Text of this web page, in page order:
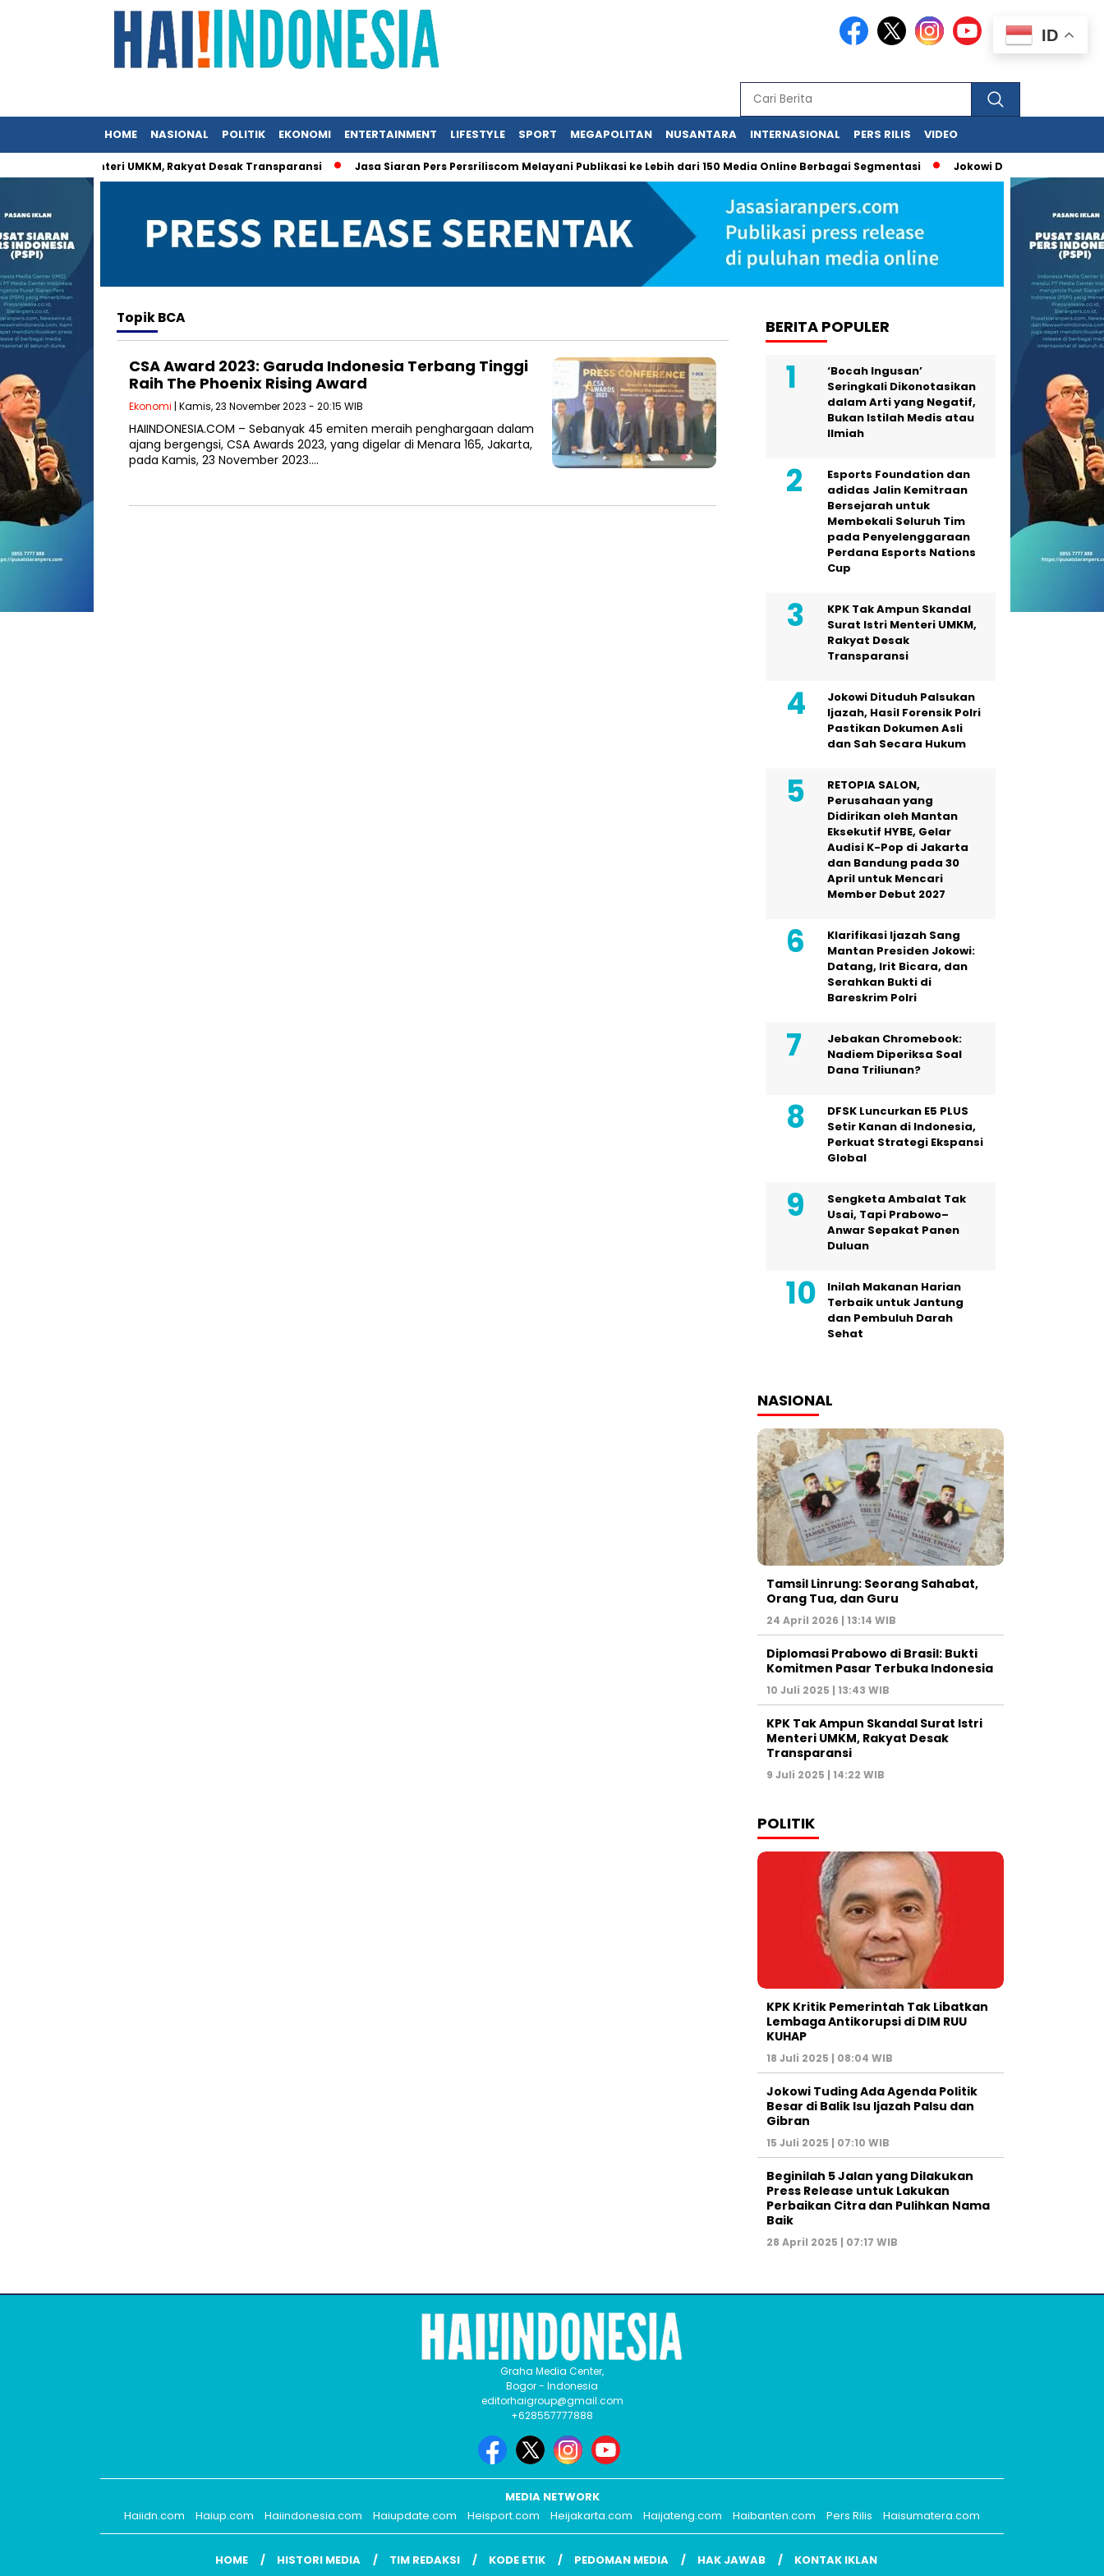
HOME NASIONAL POLITIK EKONOMI ENTERTAINMENT LIFESTYLE SPORT MEGAPOLITAN NUSANTARA INTERNASIONAL PERS RILIS VIDEO
Istri Menteri UMKM, Rakyat Desak Transparansi Jasa Siaran Pers Persriliscom Melayani Publikasi ke Lebih dari 150 Media Online Berbagai Segmentasi Jokowi Dituduh Palsukan
TopikBCA
CSA Award 2023: Garuda Indonesia Terbang Tinggi
Raih The Phoenix Rising Award
Ekonomi | Kamis, 23 November 2023 - 20:15 WIB
HAIINDONESIA.COM – Sebanyak 45 emiten meraih penghargaan dalam
ajang bergengsi, CSA Awards 2023, yang digelar di Menara 165, Jakarta,
pada Kamis, 23 November 2023….
BERITA POPULER
‘Bocah Ingusan’
Seringkali Dikonotasikan
dalam Arti yang Negatif,
Bukan Istilah Medis atau
Ilmiah
Esports Foundation dan
adidas Jalin Kemitraan
Bersejarah untuk
Membekali Seluruh Tim
pada Penyelenggaraan
Perdana Esports Nations
Cup
KPK Tak Ampun Skandal
Surat Istri Menteri UMKM,
Rakyat Desak
Transparansi
Jokowi Dituduh Palsukan
Ijazah, Hasil Forensik Polri
Pastikan Dokumen Asli
dan Sah Secara Hukum
RETOPIA SALON,
Perusahaan yang
Didirikan oleh Mantan
Eksekutif HYBE, Gelar
Audisi K-Pop di Jakarta
dan Bandung pada 30
April untuk Mencari
Member Debut 2027
Klarifikasi Ijazah Sang
Mantan Presiden Jokowi:
Datang, Irit Bicara, dan
Serahkan Bukti di
Bareskrim Polri
Jebakan Chromebook:
Nadiem Diperiksa Soal
Dana Triliunan?
DFSK Luncurkan E5 PLUS
Setir Kanan di Indonesia,
Perkuat Strategi Ekspansi
Global
Sengketa Ambalat Tak
Usai, Tapi Prabowo–
Anwar Sepakat Panen
Duluan
Inilah Makanan Harian
Terbaik untuk Jantung
dan Pembuluh Darah
Sehat
NASIONAL
Tamsil Linrung: Seorang Sahabat,
Orang Tua, dan Guru
24 April 2026 | 13:14 WIB
Diplomasi Prabowo di Brasil: Bukti
Komitmen Pasar Terbuka Indonesia
10 Juli 2025 | 13:43 WIB
KPK Tak Ampun Skandal Surat Istri
Menteri UMKM, Rakyat Desak
Transparansi
9 Juli 2025 | 14:22 WIB
POLITIK
KPK Kritik Pemerintah Tak Libatkan
Lembaga Antikorupsi di DIM RUU
KUHAP
18 Juli 2025 | 08:04 WIB
Jokowi Tuding Ada Agenda Politik
Besar di Balik Isu Ijazah Palsu dan
Gibran
15 Juli 2025 | 07:10 WIB
Beginilah 5 Jalan yang Dilakukan
Press Release untuk Lakukan
Perbaikan Citra dan Pulihkan Nama
Baik
28 April 2025 | 07:17 WIB
ID
Graha Media Center,
Bogor - Indonesia
editorhaigroup@gmail.com
+628557777888
MEDIA NETWORK
Haiidn.com
Haiup.com Haiindonesia.com Haiupdate.com Heisport.com Heijakarta.com Haijateng.com Haibanten.com Pers Rilis Haisumatera.com
HOME HISTORI MEDIA TIM REDAKSI KODE ETIK PEDOMAN MEDIA HAK JAWAB KONTAK IKLAN